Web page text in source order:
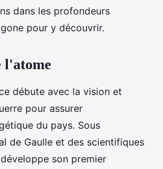
dans les profondeurs
pour y découvrir.
l'atome
débute avec la vision et
pour assurer
du pays. Sous
de Gaulle et des scientifiques
son premier